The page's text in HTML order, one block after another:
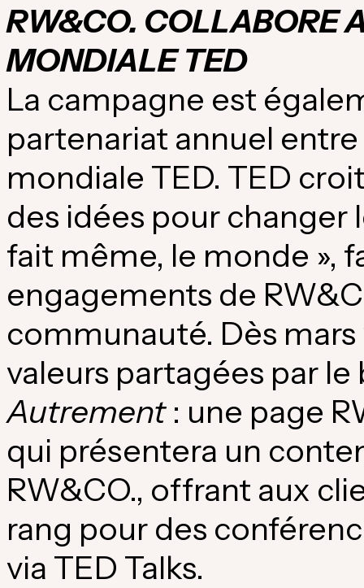
RW&CO. COLLABORE
MONDIALE TED
La campagne est
partenariat annuel
mondiale TED. TED
des idées pour changer
fait même, le monde »,
engagements de
communauté. Dès
valeurs partagées par le
Autrement : une page
qui présentera un
RW&CO., offrant aux
rang pour des
via TED Talks.